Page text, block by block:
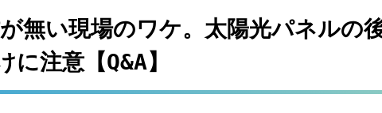
無い現場のワケ。太陽光パネルの
に注意【Q&A】